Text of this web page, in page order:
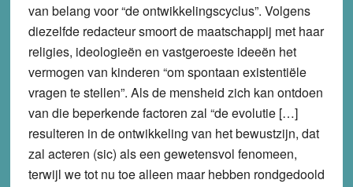
van belang voor “de ontwikkelingscyclus”. Volgens
diezelfde redacteur smoort de maatschappij met haar
religies, ideologieën en vastgeroeste ideeën het
vermogen van kinderen “om spontaan existentiële
vragen te stellen”. Als de mensheid zich kan ontdoen
van die beperkende factoren zal “de evolutie […]
resulteren in de ontwikkeling van het bewustzijn, dat
zal acteren (sic) als een gewetensvol fenomeen,
terwijl we tot nu toe alleen maar hebben rondgedoold